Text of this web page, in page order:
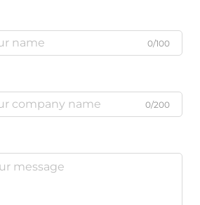
0/100
0/200